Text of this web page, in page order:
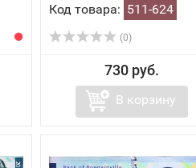
Код товара: 511-624
(0)
730 руб.
В корзину